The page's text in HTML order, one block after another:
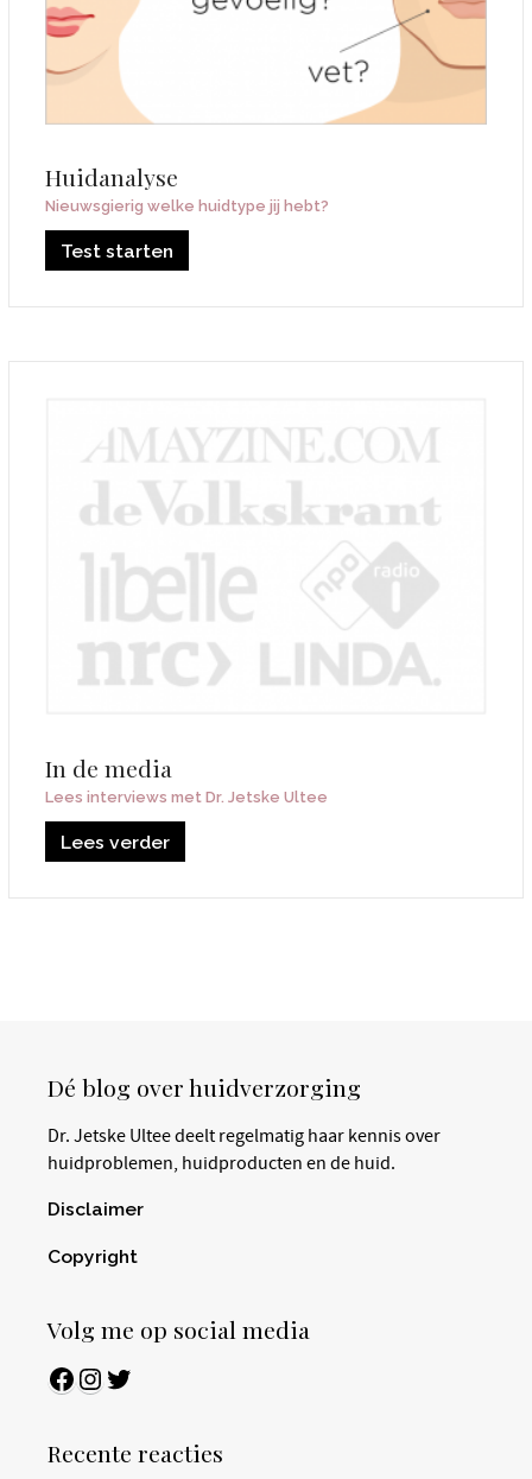
Huidanalyse
Nieuwsgierig welke huidtype jij hebt?
Test starten
In de media
Lees interviews met Dr. Jetske Ultee
Lees verder
Dé blog over huidverzorging
Dr. Jetske Ultee deelt regelmatig haar kennis over
huidproblemen, huidproducten en de huid.
Disclaimer
Copyright
Volg me op social media
Facebook
Instagram
Twitter
Recente reacties